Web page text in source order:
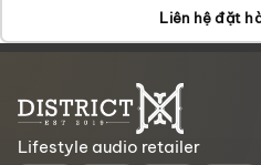
Liên hệ đặt
Lifestyle audio retailer